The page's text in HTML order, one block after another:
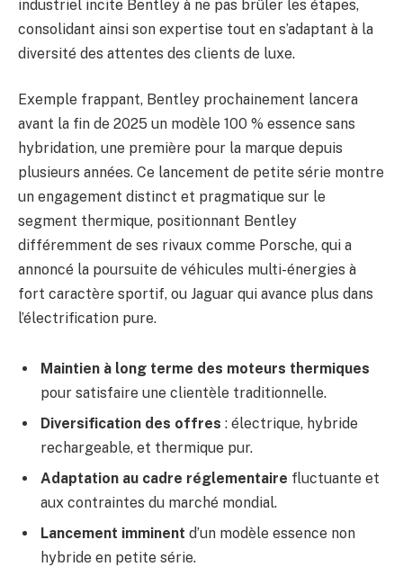
industriel incite Bentley à ne pas brûler les étapes,
consolidant ainsi son expertise tout en s’adaptant à la
diversité des attentes des clients de luxe.
Exemple frappant, Bentley prochainement lancera
avant la fin de 2025 un modèle 100 % essence sans
hybridation, une première pour la marque depuis
plusieurs années. Ce lancement de petite série montre
un engagement distinct et pragmatique sur le
segment thermique, positionnant Bentley
différemment de ses rivaux comme Porsche, qui a
annoncé la poursuite de véhicules multi-énergies à
fort caractère sportif, ou Jaguar qui avance plus dans
l’électrification pure.
Maintien à long terme des moteurs thermiques
pour satisfaire une clientèle traditionnelle.
Diversification des offres : électrique, hybride
rechargeable, et thermique pur.
Adaptation au cadre réglementaire fluctuante et
aux contraintes du marché mondial.
Lancement imminent d’un modèle essence non
hybride en petite série.